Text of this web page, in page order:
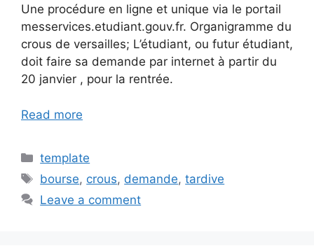
Une procédure en ligne et unique via le portail
messervices.etudiant.gouv.fr. Organigramme du
crous de versailles; L’étudiant, ou futur étudiant,
doit faire sa demande par internet à partir du
20 janvier , pour la rentrée.
Read more
Categories
template
Tags
bourse, crous, demande,tardive
Leave a comment